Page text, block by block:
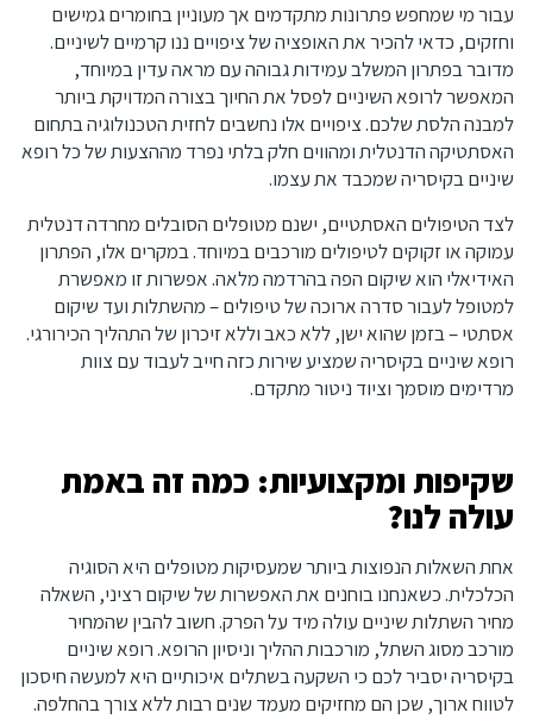
עבור מי שמחפש פתרונות מתקדמים אך מעוניין בחומרים גמישים
וחזקים, כדאי להכיר את האופציה של ציפויים ננו קרמיים לשיניים.
מדובר בפתרון המשלב עמידות גבוהה עם מראה עדין במיוחד,
המאפשר לרופא השיניים לפסל את החיוך בצורה המדויקת ביותר
למבנה הלסת שלכם. ציפויים אלו נחשבים לחזית הטכנולוגיה בתחום
האסתטיקה הדנטלית ומהווים חלק בלתי נפרד מההצעות של כל רופא
שיניים בקיסריה שמכבד את עצמו.
לצד הטיפולים האסתטיים, ישנם מטופלים הסובלים מחרדה דנטלית
עמוקה או זקוקים לטיפולים מורכבים במיוחד. במקרים אלו, הפתרון
האידיאלי הוא שיקום הפה בהרדמה מלאה. אפשרות זו מאפשרת
למטופל לעבור סדרה ארוכה של טיפולים – מהשתלות ועד שיקום
אסתטי – בזמן שהוא ישן, ללא כאב וללא זיכרון של התהליך הכירורגי.
רופא שיניים בקיסריה שמציע שירות כזה חייב לעבוד עם צוות
מרדימים מוסמך וציוד ניטור מתקדם.
שקיפות ומקצועיות: כמה זה באמת
עולה לנו?
אחת השאלות הנפוצות ביותר שמעסיקות מטופלים היא הסוגיה
הכלכלית. כשאנחנו בוחנים את האפשרות של שיקום רציני, השאלה
מחיר השתלות שיניים עולה מיד על הפרק. חשוב להבין שהמחיר
מורכב מסוג השתל, מורכבות ההליך וניסיון הרופא. רופא שיניים
בקיסריה יסביר לכם כי השקעה בשתלים איכותיים היא למעשה חיסכון
לטווח ארוך, שכן הם מחזיקים מעמד שנים רבות ללא צורך בהחלפה.